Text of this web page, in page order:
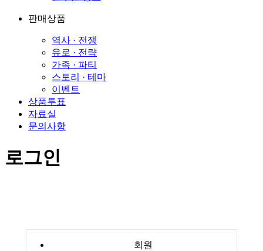
판매상품
역사 · 전쟁
유로 · 전략
가족 · 파티
스토리 · 테마
이벤트
상품투표
자료실
문의사항
로그인
회원